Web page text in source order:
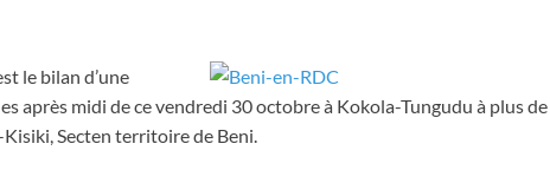
le bilan d’une
après midi de ce vendredi 30 octobre à Kokola-Tungudu à plus de
Secten territoire de Beni.